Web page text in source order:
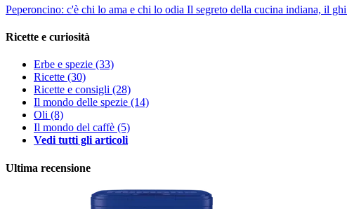
Peperoncino: c'è chi lo ama e chi lo odia Il segreto della cucina indiana, il
Ricette e curiosità
Erbe e spezie (33)
Ricette (30)
Ricette e consigli (28)
Il mondo delle spezie (14)
Oli (8)
Il mondo del caffè (5)
Vedi tutti gli articoli
Ultima recensione